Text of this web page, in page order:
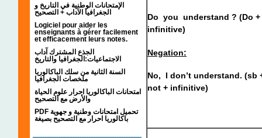
الإمتحانات الوطنية في التاريخ و
الجغرافيا الآداب + التصحيح
Logiciel pour aider les
enseignants à gérer facilement
et efficacement leurs notes.
الجذع المشترك آداب
الاجتماعيات:الجغرافيا والتاريخ
السنة الثانية من سلك الباكالوريا
ملخصات الجغرافيا
امتحانات الباكالوريا احرار علوم الحياة
والأرض مع التصحيح
PDF تحميل امتحانات وطنية و جهوية
باكالوريا احرار مع التصحيح بصيغة
Do you understand ? (Do +
infinitive)
Negation:
No, I don’t understand. (sb
not + infinitive)